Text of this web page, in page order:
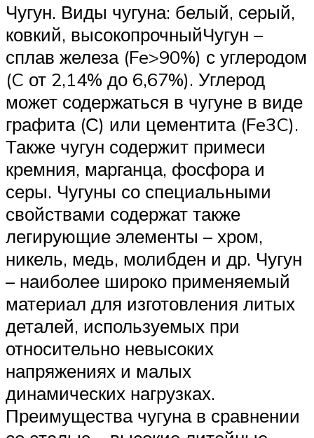
Чугун. Виды чугуна: белый, серый,
ковкий, высокопрочныйЧугун –
сплав железа (Fe>90%) с углеродом
(C от 2,14% до 6,67%). Углерод
может содержаться в чугуне в виде
графита (С) или цементита (Fe3C).
Также чугун содержит примеси
кремния, марганца, фосфора и
серы. Чугуны со специальными
свойствами содержат также
легирующие элементы – хром,
никель, медь, молибден и др. Чугун
– наиболее широко применяемый
материал для изготовления литых
деталей, используемых при
относительно невысоких
напряжениях и малых
динамических нагрузках.
Преимущества чугуна в сравнении